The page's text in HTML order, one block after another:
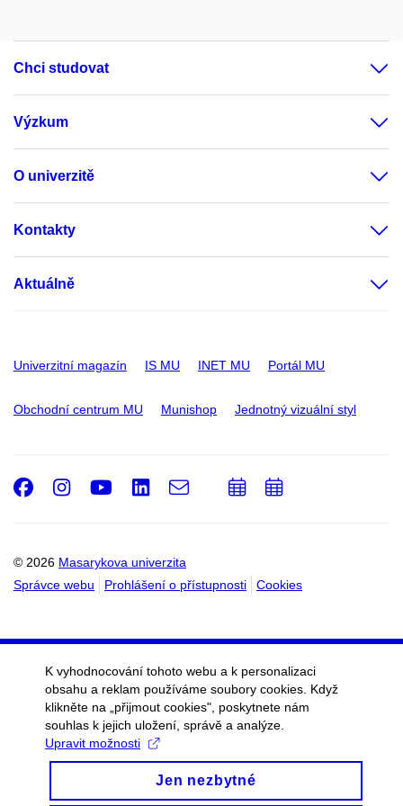
Chci studovat
Výzkum
O univerzitě
Kontakty
Aktuálně
Univerzitní magazín IS MU INET MU Portál MU
Obchodní centrum MU Munishop Jednotný vizuální styl
© 2026 Masarykova univerzita
Správce webu
Prohlášení o přístupnosti Cookies
Facebook
Instagram
Youtube
LinkedIn
e-
PřidatPřidat
K vyhodnocování tohoto webu a k personalizaci
obsahu a reklam používáme soubory cookies. Když
klikněte na „přijmout cookies", poskytnete nám
souhlas k jejich uložení, správě a analýze.
Upravit možnosti
Jen nezbytné